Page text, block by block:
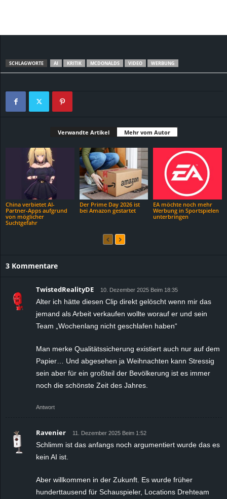
SCHLAGWORTE AI KRITIK MCDONALDS VIDEO WERBUNG
Verwandte Artikel Mehr vom Autor
China verbietet AI-
Partner-Apps aufgrund
von möglicher
Suchtgefahr
Der Prime Day 2026 ist
bei Amazon gestartet
EA möchte noch mehr
Werbung in Sportspielen
unterbringen
3 Kommentare
TwistedRealityDE 10. Dezember 2025 Beim 18:35
Alter ich hätte diesen Clip direkt gelöscht wenn mir das
jemand als Arbeit verkaufen wollte worauf er und sein
Team „Wochenlang nicht geschlafen haben“
Man merke Qualitätssicherung existiert auch nur auf dem
Papier… Und abgesehen ja Weihnachten kann Stressig
sein aber für ein großteil der Bevölkerung ist es immer
noch die schönste Zeit des Jahres.
Antwort
Ravenier 11. Dezember 2025 Beim 1:52
Schlimm ist das anfangs noch argumentiert wurde das es
kein AI ist.
Aber willkommen in der Zukunft. Es wurde früher
hunderttausend für Schauspieler, Locations Drehteam